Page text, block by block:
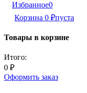
Избранное0
Корзина 0 ₽пуста
Товары в корзине
Итого:
0 ₽
Оформить заказ